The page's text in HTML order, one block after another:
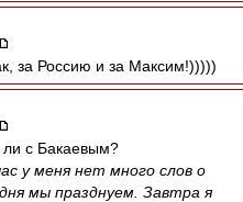
за Россию и за Максим!)))))
ли с Бакаевым?
у меня нет много слов о
мы празднуем. Завтра я